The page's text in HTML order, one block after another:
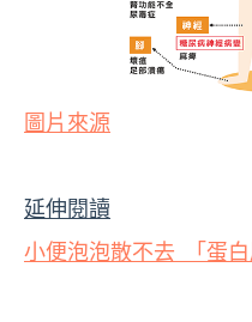
圖片來源
延伸閱讀
小便泡泡散不去 「蛋